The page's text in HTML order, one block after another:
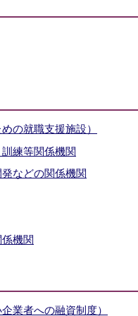
の就職支援施設）
練等関係機関
などの関係機関
機関
業者への融資制度）